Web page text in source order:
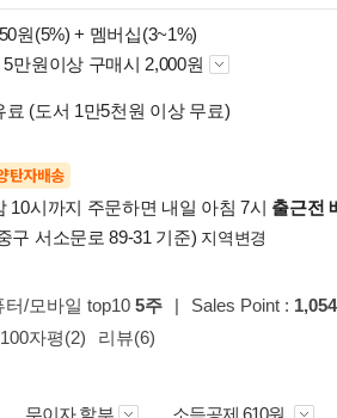
원(5%) + 멤버십(3~1%)
5만원이상 구매시 2,000원
료 (도서 1만5천원 이상 무료)
탄자배송
10시까지 주문하면 내일 아침 7시 출근전
구 서소문로 89-31 기준) 지역변경
터/모바일 top10 5주 | Sales Point : 1,054
100자평(2) 리뷰(6)
무이자 할부 소득공제 610원